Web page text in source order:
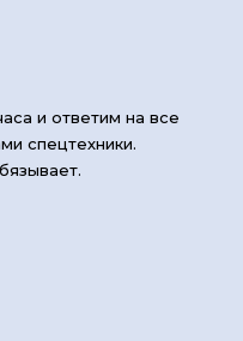
и ответим на все
спецтехники.